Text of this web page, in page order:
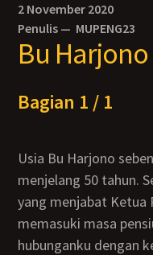
2 November 2020
Penulis — MUPENG23
Bu Harjono
Bagian 1 / 1
Usia Bu Harjono sebenarnya tidak muda lagi. Mungkin
menjelang 50 tahun.
yang menjabat Ketua
memasuki masa
hubunganku dengan